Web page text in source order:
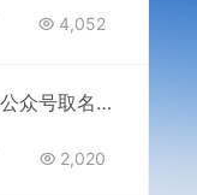
4,052
怎么给微信公众号取名字?公众号起名字攻略
2,020